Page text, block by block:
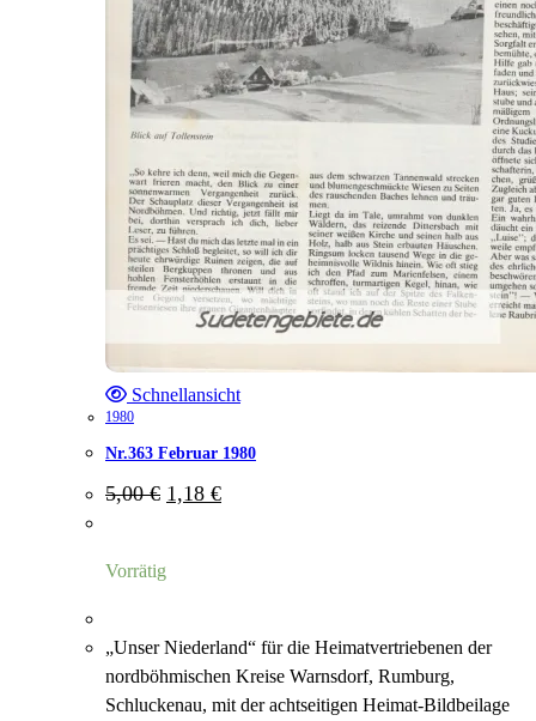
Schnellansicht
1980
Nr.363 Februar 1980
5,00€ Ursprünglicher
Preis
1,18 €Aktueller
Preis
Vorrätig
„Unser Niederland“ für die Heimatvertriebenen der
nordböhmischen Kreise Warnsdorf, Rumburg,
Schluckenau, mit der achtseitigen Heimat-Bildbeilage